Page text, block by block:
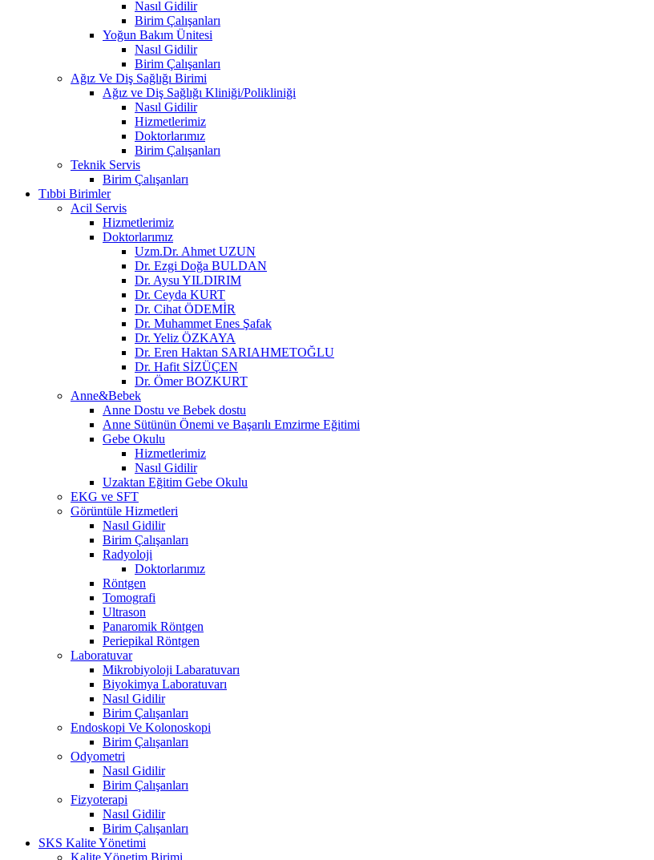
Nasıl Gidilir
Birim Çalışanları
Yoğun Bakım Ünitesi
Nasıl Gidilir
Birim Çalışanları
Ağız Ve Diş Sağlığı Birimi
Ağız ve Diş Sağlığı Kliniği/Polikliniği
Nasıl Gidilir
Hizmetlerimiz
Doktorlarımız
Birim Çalışanları
Teknik Servis
Birim Çalışanları
Tıbbi Birimler
Acil Servis
Hizmetlerimiz
Doktorlarımız
Uzm.Dr. Ahmet UZUN
Dr. Ezgi Doğa BULDAN
Dr. Aysu YILDIRIM
Dr. Ceyda KURT
Dr. Cihat ÖDEMİR
Dr. Muhammet Enes Şafak
Dr. Yeliz ÖZKAYA
Dr. Eren Haktan SARIAHMETOĞLU
Dr. Hafit SİZÜÇEN
Dr. Ömer BOZKURT
Anne&Bebek
Anne Dostu ve Bebek dostu
Anne Sütünün Önemi ve Başarılı Emzirme Eğitimi
Gebe Okulu
Hizmetlerimiz
Nasıl Gidilir
Uzaktan Eğitim Gebe Okulu
EKG ve SFT
Görüntüle Hizmetleri
Nasıl Gidilir
Birim Çalışanları
Radyoloji
Doktorlarımız
Röntgen
Tomografi
Ultrason
Panaromik Röntgen
Periepikal Röntgen
Laboratuvar
Mikrobiyoloji Labaratuvarı
Biyokimya Laboratuvarı
Nasıl Gidilir
Birim Çalışanları
Endoskopi Ve Kolonoskopi
Birim Çalışanları
Odyometri
Nasıl Gidilir
Birim Çalışanları
Fizyoterapi
Nasıl Gidilir
Birim Çalışanları
SKS Kalite Yönetimi
Kalite Yönetim Birimi